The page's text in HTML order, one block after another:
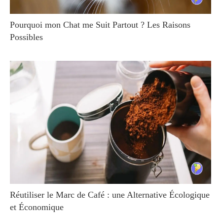
Pourquoi mon Chat me Suit Partout ? Les Raisons
Possibles
Réutiliser le Marc de Café : une Alternative Écologique
et Économique